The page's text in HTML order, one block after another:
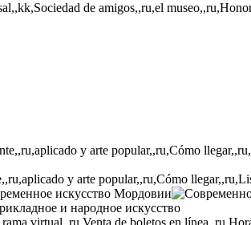
de amigos,,ru,el
y arte popular,,ru,Cómo
искусство Мордовии
и народное искусство
virtual,,ru,Venta de boletos en